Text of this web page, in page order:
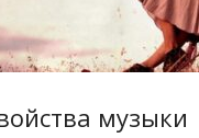
музыки